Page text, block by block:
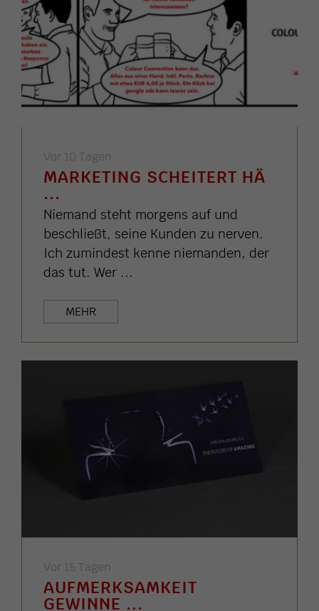
Vor 10 Tagen
MARKETING SCHEITERT HÄ
...
Niemand steht morgens auf und
beschließt, seine Kunden zu nerven.
Ich zumindest kenne niemanden, der
das tut. Wer ...
MEHR
Vor 15 Tagen
AUFMERKSAMKEIT
GEWINNE ...